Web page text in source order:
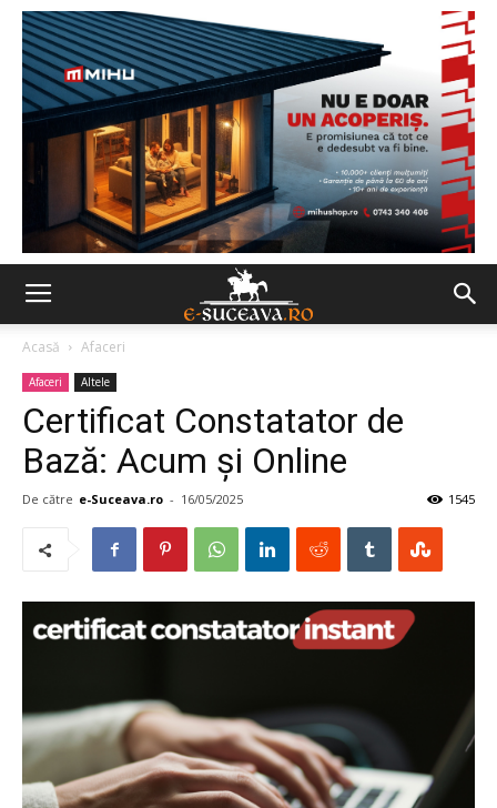
Acasă Afaceri
Afaceri Altele
Certificat Constatator de
Bază: Acum și Online
De către e-Suceava.ro - 16/05/2025 1545